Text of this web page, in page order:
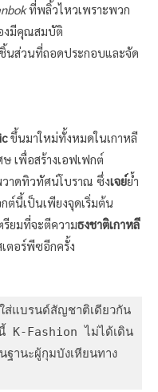
ที่พลิ้วไหวเพราะพวก
งมีคุณสมบัติ
ชิ้นส่วนที่ถอดประกอบและจัด
ขึ้นมาใหม่ทั้งหมดในเกาหลี
เพื่อสร้างเอฟเฟกต์
าดทิวทัศน์โบราณ ซึ่งเจย์ย้ำ
ต์นี้เป็นเพียงจุดเริ่มต้น
รียมที่จะตีความธงชาติเกาหลี
ตอร์พีซอีกครั้ง
ส่แบรนด์สัญชาติเดียวกัน
K-Fashion ไม่ได้เดิน
านะผู้กุมบังเหียนทาง